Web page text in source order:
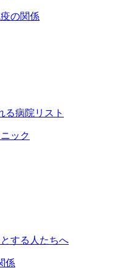
の関係
ック